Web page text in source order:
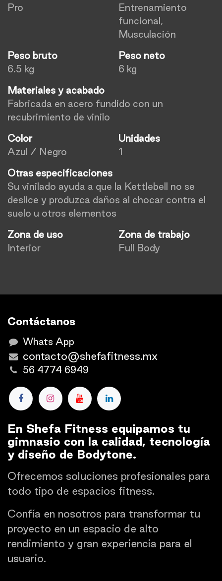
Pro
Entrenamiento
funcional,
Musculación
Peso bruto
6.5 kg
Peso neto
6 kg
Materiales y acabado
Fabricada en acero fundido con un
recubrimiento de vinilo
Color
Azul / Negro
Unidades
1
Otras especificaciones
Su vinilado ayuda a que la Kettlebell no se
deslice y produzca daños al chocar contra el
suelo u otros elementos
Zona de uso
Interior
Zona de trabajo
Full Body
Contáctanos
Whats App
contacto@shefafitness.mx
56 4774 6949
En Shefa Fitness equipamos tu
gimnasio con la calidad, tecnología
y diseño de Bodytone.
Ofrecemos soluciones profesionales para
todo tipo de espacios fitness.
Confía en nosotros para transformar tu
proyecto en un espacio de alto
rendimiento y gran experiencia para el
usuario.